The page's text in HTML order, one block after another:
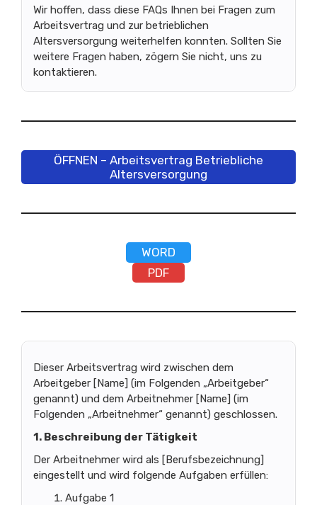
Wir hoffen, dass diese FAQs Ihnen bei Fragen zum
Arbeitsvertrag und zur betrieblichen
Altersversorgung weiterhelfen konnten. Sollten Sie
weitere Fragen haben, zögern Sie nicht, uns zu
kontaktieren.
ÖFFNEN – Arbeitsvertrag Betriebliche
Altersversorgung
WORD
PDF
Dieser Arbeitsvertrag wird zwischen dem
Arbeitgeber [Name] (im Folgenden „Arbeitgeber“
genannt) und dem Arbeitnehmer [Name] (im
Folgenden „Arbeitnehmer“ genannt) geschlossen.
1. Beschreibung der Tätigkeit
Der Arbeitnehmer wird als [Berufsbezeichnung]
eingestellt und wird folgende Aufgaben erfüllen:
Aufgabe 1